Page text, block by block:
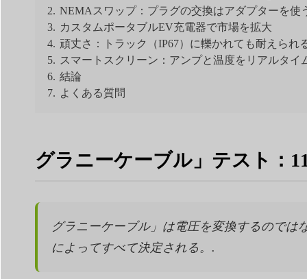
2. NEMAスワップ：プラグの交換はアダプターを使
3. カスタムポータブルEV充電器で市場を拡大
4. 頑丈さ：トラック（IP67）に轢かれても耐えられ
5. スマートスクリーン：アンプと温度をリアルタイ
6. 結論
7. よくある質問
グラニーケーブル」テスト：
グラニーケーブル」は電圧を変換するので
によってすべて決定される。.